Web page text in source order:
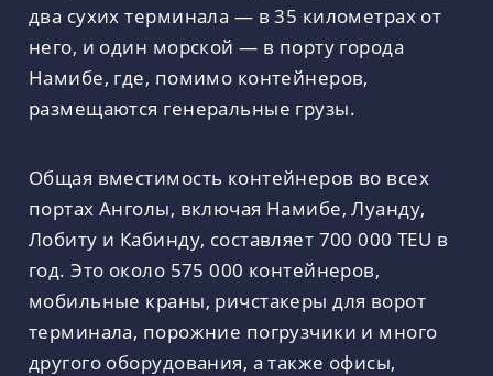
два сухих терминала — в 35 километрах от
него, и один морской — в порту города
Намибе, где, помимо контейнеров,
размещаются генеральные грузы.
Общая вместимость контейнеров во всех
портах Анголы, включая Намибе, Луанду,
Лобиту и Кабинду, составляет 700 000 TEU в
год. Это около 575 000 контейнеров,
мобильные краны, ричстакеры для ворот
терминала, порожние погрузчики и много
другого оборудования, а также офисы,